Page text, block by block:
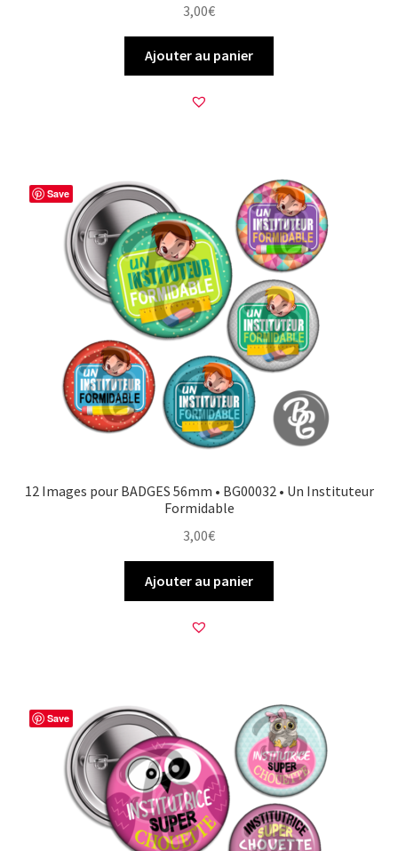
3,00€
Ajouter au panier
Save
12 Images pour BADGES 56mm • BG00032 • Un Instituteur
Formidable
3,00€
Ajouter au panier
Save